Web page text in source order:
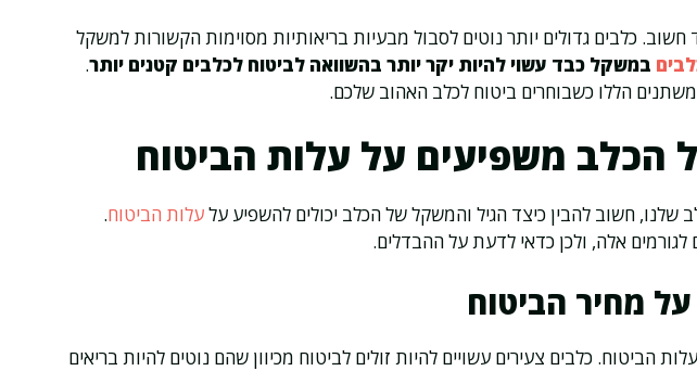
כלבים גדולים יותר נוטים לסבול מבעיות בריאותיות מסוימות הקשורות למשקל
במשקל כבד עשוי להיות יקר יותר בהשוואה לביטוח לכלבים קטנים יותר.
הללו כשבוחרים ביטוח לכלב האהוב שלכם.
הכלב משפיעים על עלות הביטוח
שלנו, חשוב להבין כיצד הגיל והמשקל של הכלב יכולים להשפיע עלעלות הביטוח.
לגורמים אלה, ולכן כדאי לדעת על ההבדלים.
מחיר הביטוח
הביטוח. כלבים צעירים עשויים להיות זולים לביטוח מכיוון שהם נוטים להיות בריאים